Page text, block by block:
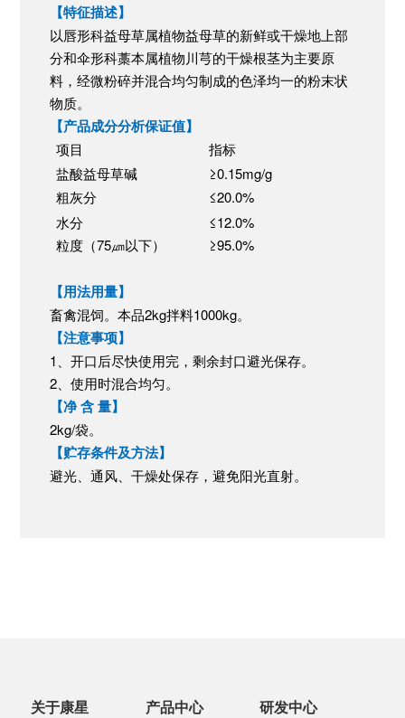
【特征描述】
以唇形科益母草属植物益母草的新鲜或干燥地上部
分和伞形科藁本属植物川芎的干燥根茎为主要原
料，经微粉碎并混合均匀制成的色泽均一的粉末状
物质。
【产品成分分析保证值】
项目
指标
盐酸益母草碱
≥0.15mg/g
粗灰分
≤20.0%
水分
≤12.0%
粒度（75㎛以下）
≥95.0%
【用法用量】
畜禽混饲。本品2kg拌料1000kg。
【注意事项】
1、开口后尽快使用完，剩余封口避光保存。
2、使用时混合均匀。
【净 含 量】
2kg/袋。
【贮存条件及方法】
避光、通风、干燥处保存，避免阳光直射。
关于康星 产品中心
研发中心